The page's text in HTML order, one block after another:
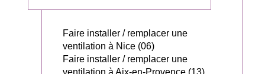
Faire installer / remplacer une
ventilation à Nice (06)
Faire installer / remplacer une